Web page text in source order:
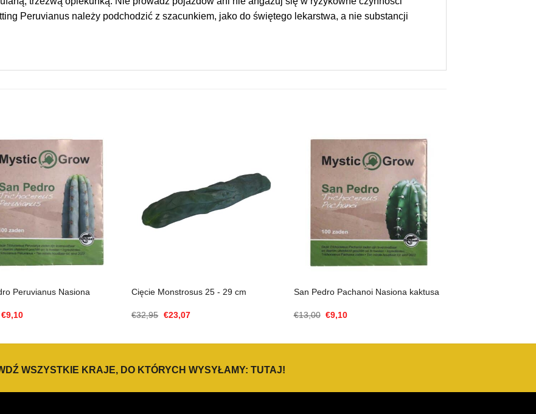
Peruvianus należy podchodzić z szacunkiem, jako do świętego lekarstwa, a nie substancji
Peruvianus Nasiona
Cena
€9,10Aktualna
Cięcie Monstrosus 25 - 29 cm
€32,95 Cena
€23,07Aktualna
San Pedro Pachanoi Nasiona kaktusa
€13,00 Cena
€9,10Aktualna
WSZYSTKIE KRAJE, DO KTÓRYCH WYSYŁAMY: TUTAJ!